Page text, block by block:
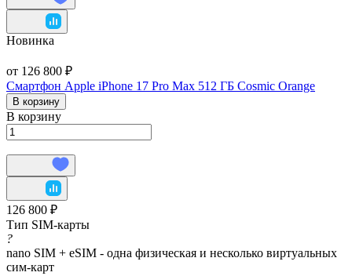
Новинка
от 126 800 ₽
Смартфон Apple iPhone 17 Pro Max 512 ГБ Cosmic Orange
В корзину
В корзину
126 800 ₽
Тип SIM-карты
?
nano SIM + eSIM - одна физическая и несколько виртуальных
сим-карт